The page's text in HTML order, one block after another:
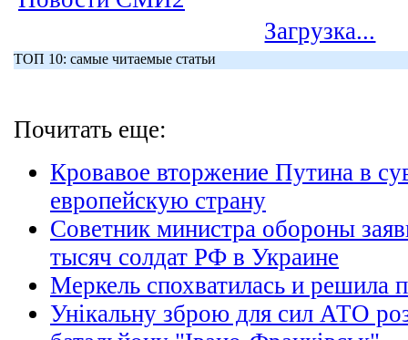
Загрузка...
ТОП 10: самые читаемые статьи
Почитать еще:
Кровавое вторжение Путина в
европейскую страну
Советник министра обороны
тысяч солдат РФ в Украине
Меркель спохватилась и решила
Унікальну зброю для сил АТО